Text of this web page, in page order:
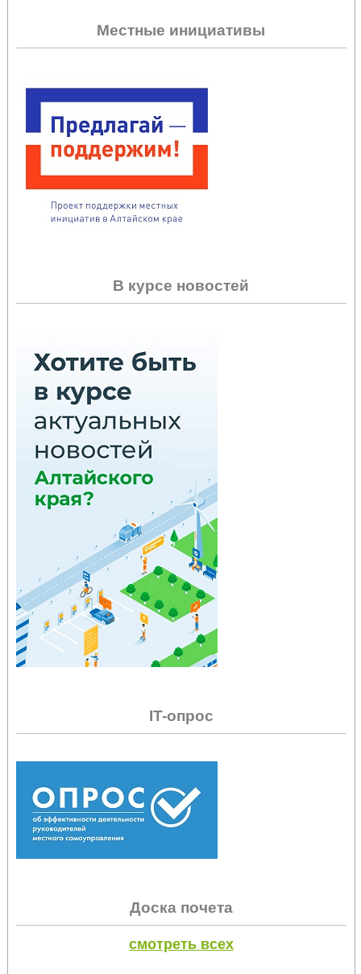
Местные инициативы
В курсе новостей
IT-опрос
Доска почета
смотреть всех